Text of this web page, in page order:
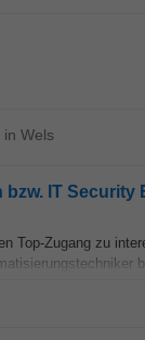
Wels
IT Security
Top-Zugang zu